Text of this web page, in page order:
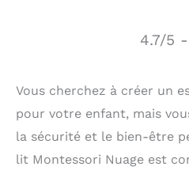
4.7/5
Vous cherchez à créer un
pour votre enfant, mais
la sécurité et le bien-être
lit Montessori Nuage est